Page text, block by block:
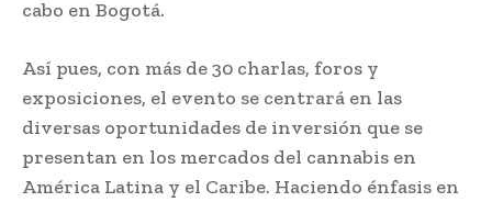
cabo en Bogotá.
Así pues, con más de 30 charlas, foros y
exposiciones, el evento se centrará en las
diversas oportunidades de inversión que se
presentan en los mercados del cannabis en
América Latina y el Caribe. Haciendo énfasis en